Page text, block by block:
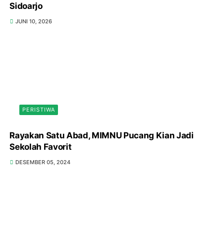
Sidoarjo
JUNI 10, 2026
PERISTIWA
Rayakan Satu Abad, MIMNU Pucang Kian Jadi
Sekolah Favorit
DESEMBER 05, 2024